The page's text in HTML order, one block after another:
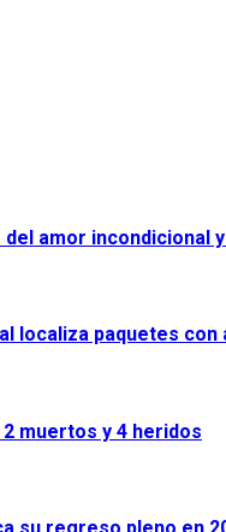
amor incondicional
localiza paquetes
muertos y 4 heridos